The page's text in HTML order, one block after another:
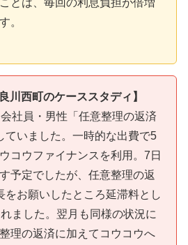
。
川西町のケーススタディ】
社員・男性「任意整理の返済
ていました。一時的な出費で5
コウファイナンスを利用。7日
予定でしたが、任意整理の返
をお願いしたところ延滞料とし
ました。翌月も同様の状況に
理の返済に加えてコウコウへ